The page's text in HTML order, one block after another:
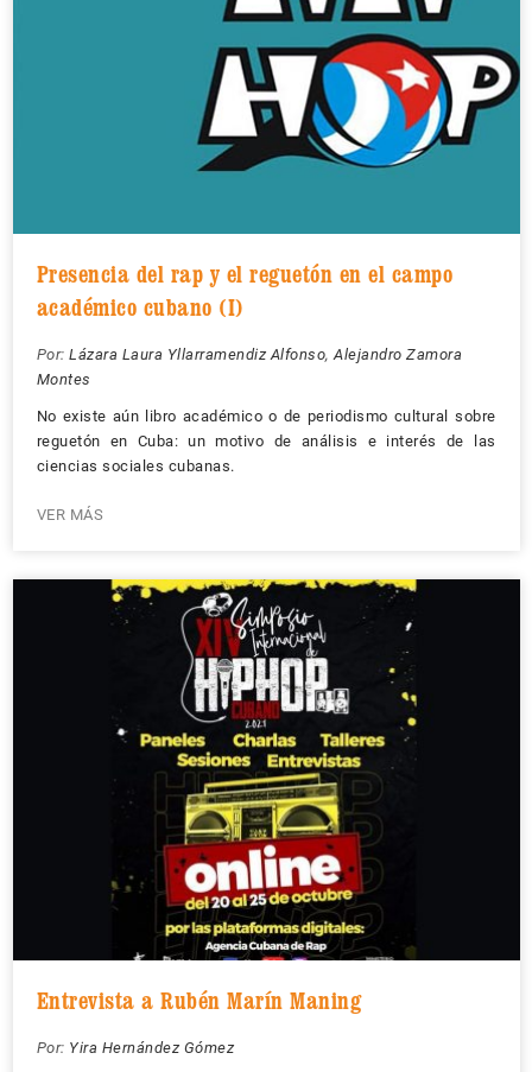
Presencia del rap y el reguetón en el campo
académico cubano (I)
Por: Lázara Laura Yllarramendiz Alfonso, Alejandro Zamora
Montes
No existe aún libro académico o de periodismo cultural sobre
reguetón en Cuba: un motivo de análisis e interés de las
ciencias sociales cubanas.
VER MÁS
Entrevista a Rubén Marín Maning
Por: Yira Hernández Gómez